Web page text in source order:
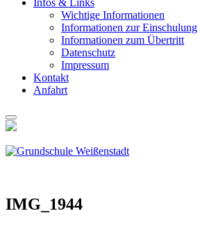
Infos & Links
Wich­ti­ge Infor­ma­tio­nen
Infor­ma­tio­nen zur Ein­schu­lung
Infor­ma­tio­nen zum Über­tritt
Daten­schutz
Impres­sum
Kon­takt
Anfahrt
IMG_1944